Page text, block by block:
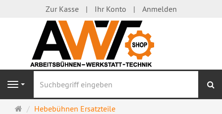
Zur Kasse Ihr Konto Anmelden
Navigation
Startseite
Hebebühnen Ersatzteile